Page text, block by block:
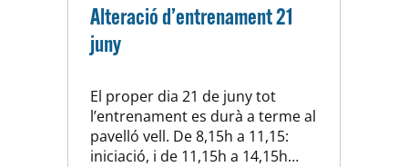
Alteració d’entrenament 21
juny
El proper dia 21 de juny tot
l’entrenament es durà a terme al
pavelló vell. De 8,15h a 11,15:
iniciació, i de 11,15h a 14,15h